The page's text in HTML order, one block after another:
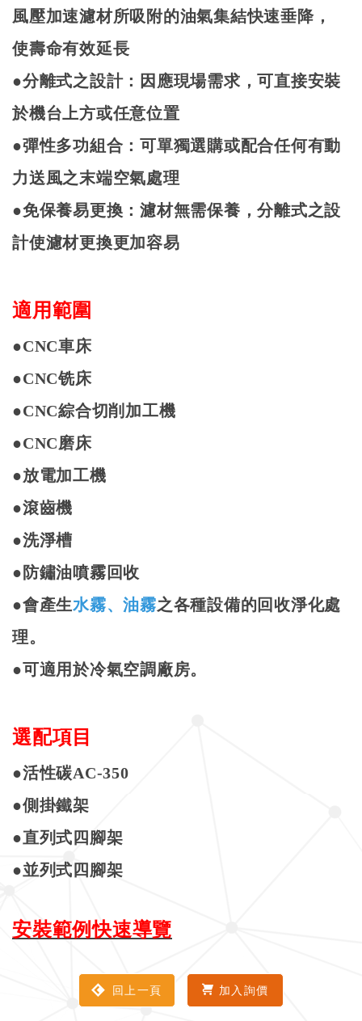
風壓加速濾材所吸附的油氣集結快速垂降，
使壽命有效延長
●分離式之設計：因應現場需求，可直接安裝
於機台上方或任意位置
●彈性多功組合：可單獨選購或配合任何有動
力送風之末端空氣處理
●免保養易更換：濾材無需保養，分離式之設
計使濾材更換更加容易
適用範圍
●CNC車床
●CNC铣床
●CNC綜合切削加工機
●CNC磨床
●放電加工機
●滾齒機
●洗淨槽
● 防鏽油噴霧回收
●會產生水霧、油霧之各種設備的回收淨化處
理。
●可適用於冷氣空調廠房。
選配項目
●活性碳AC-350
●側掛鐵架
●直列式四腳架
●並列式四腳架
安裝範例快速導覽
回上一頁 加入詢價